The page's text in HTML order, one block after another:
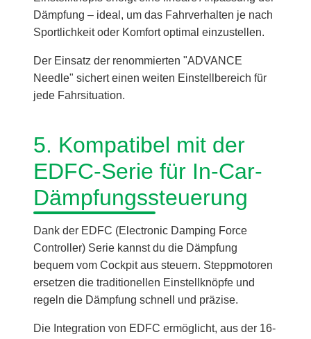
Dämpfung – ideal, um das Fahrverhalten je nach
Sportlichkeit oder Komfort optimal einzustellen.
Der Einsatz der renommierten "ADVANCE
Needle" sichert einen weiten Einstellbereich für
jede Fahrsituation.
5. Kompatibel mit der
EDFC-Serie für In-Car-
Dämpfungssteuerung
Dank der EDFC (Electronic Damping Force
Controller) Serie kannst du die Dämpfung
bequem vom Cockpit aus steuern. Steppmotoren
ersetzen die traditionellen Einstellknöpfe und
regeln die Dämpfung schnell und präzise.
Die Integration von EDFC ermöglicht, aus der 16-